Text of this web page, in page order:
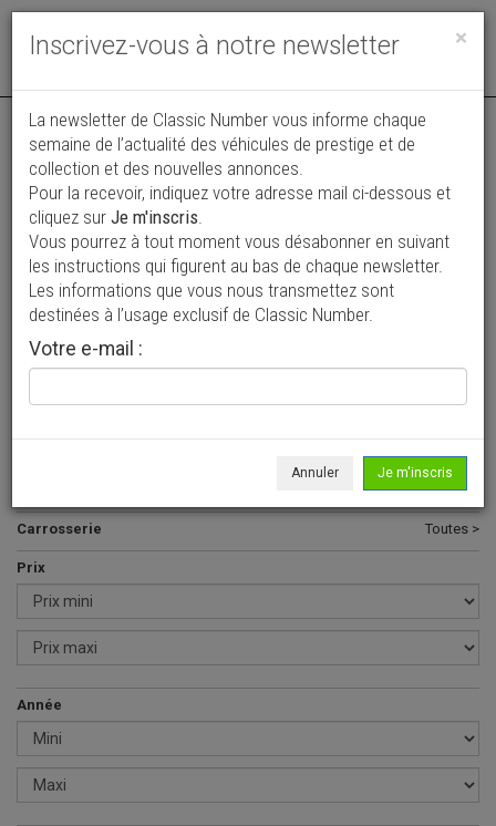
Toggle
Vos annonces vues par
plus de 4 millions de collectionneurs
Ajouter une annonce
> Rechercher un véhicule
Tous >
Carrosserie Toutes >
Prix
Année
×
Inscrivez-vous à notre newsletter
La newsletter de Classic Number vous informe chaque
semaine de l’actualité des véhicules de prestige et de
collection et des nouvelles annonces.
Pour la recevoir, indiquez votre adresse mail ci-dessous et
cliquez sur Je m'inscris.
Vous pourrez à tout moment vous désabonner en suivant
les instructions qui figurent au bas de chaque newsletter.
Les informations que vous nous transmettez sont
destinées à l’usage exclusif de Classic Number.
Votre e-mail :
Annuler Je m'inscris